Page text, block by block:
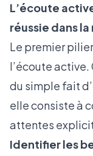
L’écoute
réussie dans
Le premier
l’écoute
du simple fait
elle consiste à
attentes
Identifier les